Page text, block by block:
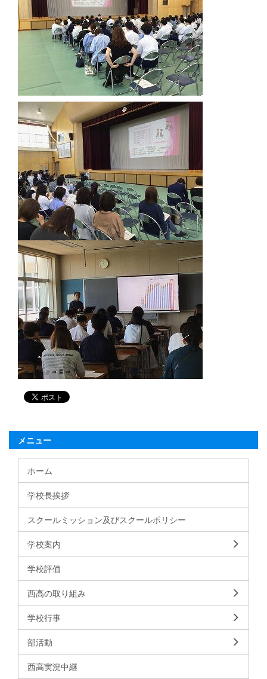
メニュー
ホーム
学校長挨拶
スクールミッション及びスクールポリシー
学校案内
学校評価
西高の取り組み
学校行事
部活動
西高実況中継